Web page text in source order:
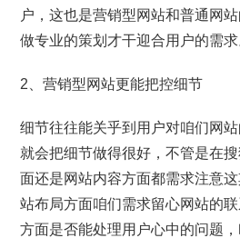
户，这也是营销型网站和普通网
做专业的策划才干迎合用户的需求
2、营销型网站更能把控细节
细节往往能关乎到用户对咱们网
就会把细节做得很好，不管是在
面还是网站内容方面都需求注意
站布局方面咱们需求留心网站的
方面是否能处理用户心中的问题